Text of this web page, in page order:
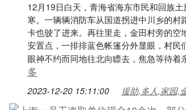
12月19日白天，青海省海东市民和回族
寒。一辆辆消防车从国道拐进中川乡的村
卡也驶了进来。再往里走，金田村旁的空
安置点，一排排蓝色帐篷分外显眼，村民
眼神不约而同地往北向瞟去，焦急等待着
多
2023-12-20 15:11:00 援助,多人,家园,